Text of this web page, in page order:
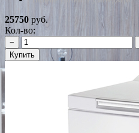
25750 руб.
Кол-во:
−
Купить